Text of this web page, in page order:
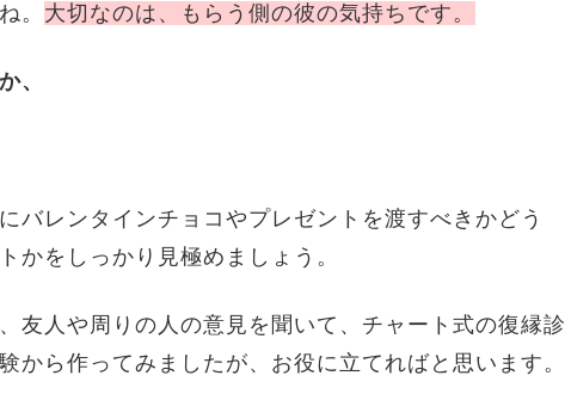
。 大切なのは、もらう側の彼の気持ちです。
、
バレンタインチョコやプレゼントを渡すべきかどう
かをしっかり見極めましょう。
友人や周りの人の意見を聞いて、チャート式の復縁診
から作ってみましたが、お役に立てればと思います。